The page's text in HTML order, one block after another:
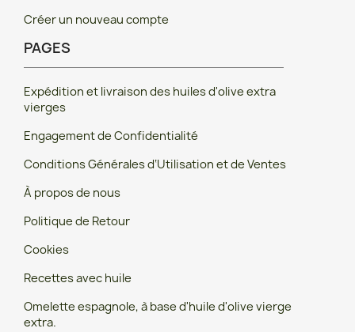
Créer un nouveau compte
PAGES
Expédition et livraison des huiles d'olive extra
vierges
Engagement de Confidentialité
Conditions Générales d‘Utilisation et de Ventes
À propos de nous
Politique de Retour
Cookies
Recettes avec huile
Omelette espagnole, à base d'huile d'olive vierge
extra.